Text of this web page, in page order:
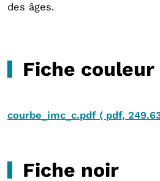
des âges.
Fiche couleur
courbe_imc_c.pdf ( pdf,
Fiche noir